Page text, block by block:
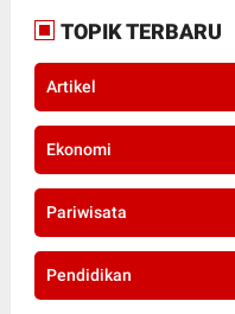
TOPIK TERBARU
Artikel
Ekonomi
Pariwisata
Pendidikan